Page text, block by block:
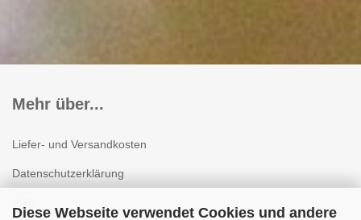
Diese Webseite verwendet Cookies und andere
Mehr über...
Liefer- und Versandkosten
Datenschutzerklärung